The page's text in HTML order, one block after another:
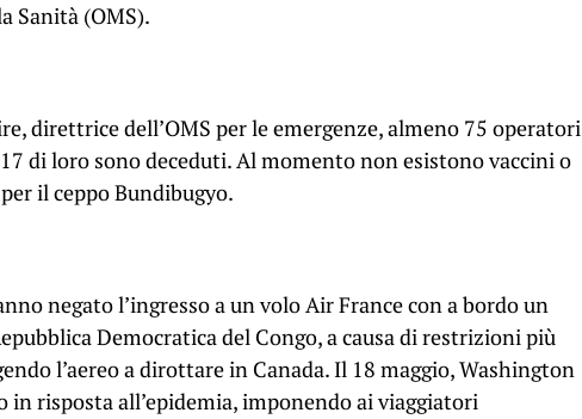
Sanità (OMS).
direttrice dell’OMS per le emergenze, almeno 75 operatori
di loro sono deceduti. Al momento non esistono vaccini o
il ceppo Bundibugyo.
negato l’ingresso a un volo Air France con a bordo un
Democratica del Congo, a causa di restrizioni più
l’aereo a dirottare in Canada. Il 18 maggio, Washington
in risposta all’epidemia, imponendo ai viaggiatori